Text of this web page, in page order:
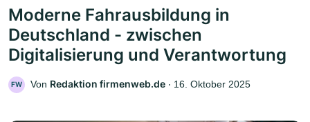
Moderne Fahrausbildung in
Deutschland - zwischen
Digitalisierung und Verantwortung
FW Von Redaktion firmenweb.de ‧ 16. Oktober 2025